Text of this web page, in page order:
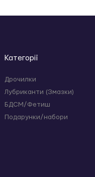
Категорії
Дрочилки
Лубриканти (Змазки)
БДСМ/Фетиш
Подарунки/набори